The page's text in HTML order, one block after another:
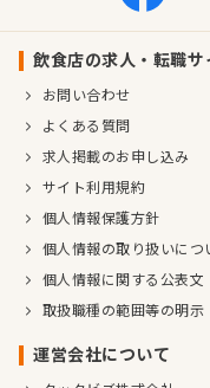
飲食店の求人・転職
お問い合わせ
よくある質問
求人掲載のお申し込み
サイト利用規約
個人情報保護方針
個人情報の取り扱いにつ
個人情報に関する公表文
取扱職種の範囲等の明示
運営会社について